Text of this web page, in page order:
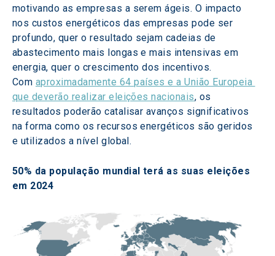
motivando as empresas a serem ágeis. O impacto
nos custos energéticos das empresas pode ser
profundo, quer o resultado sejam cadeias de
abastecimento mais longas e mais intensivas em
energia, quer o crescimento dos incentivos.
Com aproximadamente 64 países e a União Europeia
que deverão realizar eleições nacionais, os
resultados poderão catalisar avanços significativos
na forma como os recursos energéticos são geridos
e utilizados a nível global.
50% da população mundial terá as suas eleições
em 2024